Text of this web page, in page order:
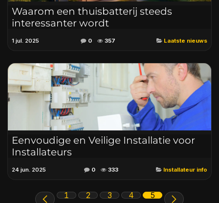
Waarom een thuisbatterij steeds
interessanter wordt
1 jul. 2025 0 357 Laatste nieuws
Eenvoudige en Veilige Installatie voor
Installateurs
24 jun. 2025 0 333 Installateur info
1 2 3 4 5